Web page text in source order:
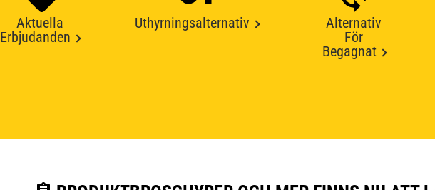
Aktuella
Erbjudanden
Uthyrningsalternativ
Alternativ
För
Begagnat